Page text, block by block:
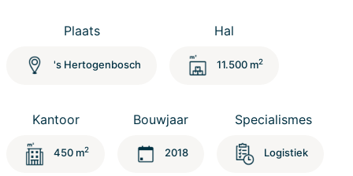
Plaats
's Hertogenbosch
Hal
11.500 m2
Kantoor
450 m2
Bouwjaar
2018
Specialismes
Logistiek